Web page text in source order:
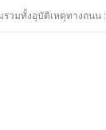
วมทั้งอุบัติเหตุทางถนน :